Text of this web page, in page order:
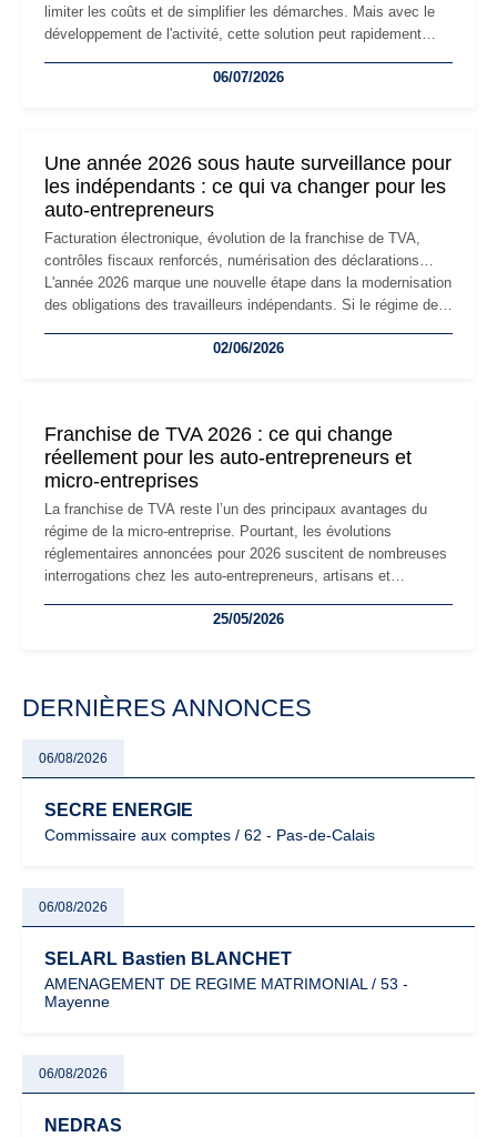
limiter les coûts et de simplifier les démarches. Mais avec le
développement de l'activité, cette solution peut rapidement
professionnels, recrutement, image de marque… Le
06/07/2026
Une année 2026 sous haute surveillance pour
les indépendants : ce qui va changer pour les
auto-entrepreneurs
Facturation électronique, évolution de la franchise de TVA,
contrôles fiscaux renforcés, numérisation des déclarations…
L'année 2026 marque une nouvelle étape dans la modernisation
des obligations des travailleurs indépendants. Si le régime de
les auto-entrepreneurs devront s'adapter à un environnement
02/06/2026
Franchise de TVA 2026 : ce qui change
réellement pour les auto-entrepreneurs et
micro-entreprises
La franchise de TVA reste l’un des principaux avantages du
régime de la micro-entreprise. Pourtant, les évolutions
réglementaires annoncées pour 2026 suscitent de nombreuses
interrogations chez les auto-entrepreneurs, artisans et
facturation ou risque de bascule vers la TVA : les règles
25/05/2026
DERNIÈRES ANNONCES
06/08/2026
SECRE ENERGIE
Commissaire aux comptes / 62 - Pas-de-Calais
06/08/2026
SELARL Bastien BLANCHET
AMENAGEMENT DE REGIME MATRIMONIAL / 53 -
Mayenne
06/08/2026
NEDRAS